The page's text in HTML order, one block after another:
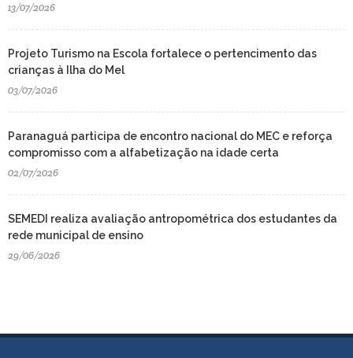
13/07/2026
Projeto Turismo na Escola fortalece o pertencimento das
crianças à Ilha do Mel
03/07/2026
Paranaguá participa de encontro nacional do MEC e reforça
compromisso com a alfabetização na idade certa
02/07/2026
SEMEDI realiza avaliação antropométrica dos estudantes da
rede municipal de ensino
29/06/2026